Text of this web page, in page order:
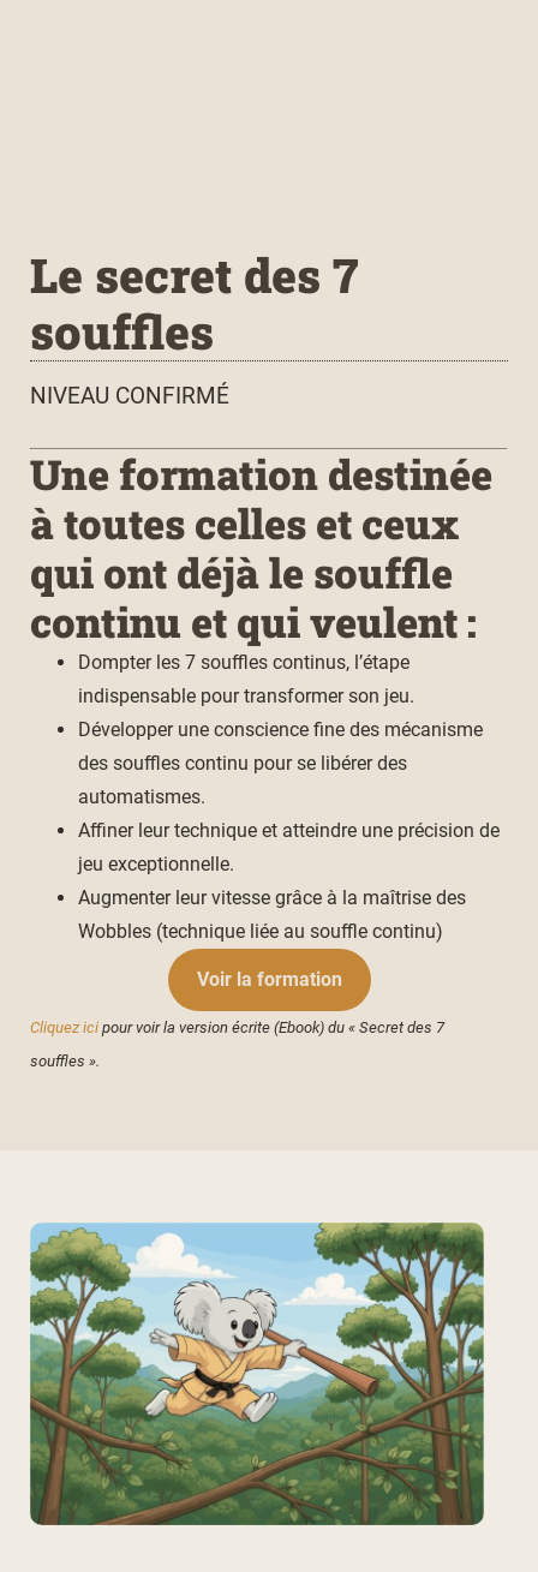
Le secret des 7
souffles
NIVEAU CONFIRMÉ
Une formation destinée
à toutes celles et ceux
qui ont déjà le souffle
continu et qui veulent :
Dompter les 7 souffles continus, l’étape
indispensable pour transformer son jeu.
Développer une conscience fine des mécanisme
des souffles continu pour se libérer des
automatismes.
Affiner leur technique et atteindre une précision de
jeu exceptionnelle.
Augmenter leur vitesse grâce à la maîtrise des
Wobbles (technique liée au souffle continu)
Voir la formation
Cliquez ici pour voir la version écrite (Ebook) du « Secret des 7
souffles ».